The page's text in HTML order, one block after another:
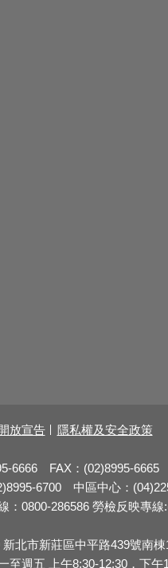
放宣告 隱私權及安全政策
6666 FAX：(02)8995-6665
6700 中區中心：
：0800-286586 勞檢反映專線
新北市新莊區中平路439號南棟
至週五 上午8:30-12:30，下午